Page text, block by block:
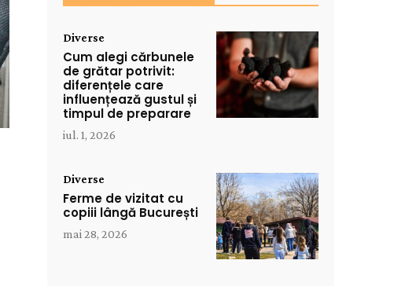
Diverse
Cum alegi cărbunele
de grătar potrivit:
diferențele care
influențează gustul și
timpul de preparare
iul. 1, 2026
Diverse
Ferme de vizitat cu
copiii lângă București
mai 28, 2026